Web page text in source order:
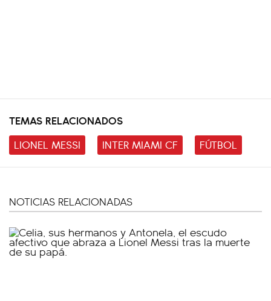
TEMAS RELACIONADOS
LIONEL MESSI
INTER MIAMI CF FÚTBOL
NOTICIAS RELACIONADAS